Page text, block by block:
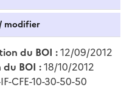
modifier
du BOI :12/09/2012
BOI :18/10/2012
CFE-10-30-50-50